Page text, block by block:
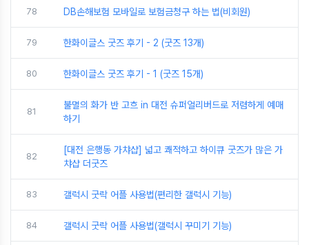
78 DB손해보험 모바일로 보험금청구 하는 법(비회원)
79 한화이글스 굿즈 후기 - 2 (굿즈 13개)
80 한화이글스 굿즈 후기 - 1 (굿즈 15개)
81
불멸의 화가 반 고흐 in 대전 슈퍼얼리버드로 저렴하게 예매
하기
82
[대전 은행동 가챠샵] 넓고 쾌적하고 하이큐 굿즈가 많은 가
챠샵 더굿즈
83 갤럭시 굿락 어플 사용법(편리한 갤럭시 기능)
84 갤럭시 굿락 어플 사용법(갤럭시 꾸미기 기능)